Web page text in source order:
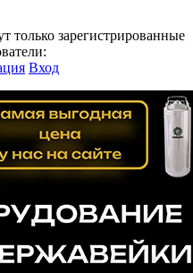
только зарегистрированные
Вход